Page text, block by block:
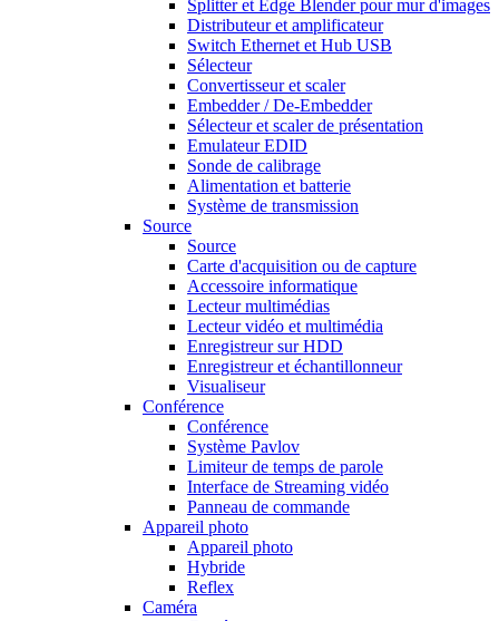
Splitter et Edge Blender pour mur d'images
Distributeur et amplificateur
Switch Ethernet et Hub USB
Sélecteur
Convertisseur et scaler
Embedder / De-Embedder
Sélecteur et scaler de présentation
Emulateur EDID
Sonde de calibrage
Alimentation et batterie
Système de transmission
Source
Source
Carte d'acquisition ou de capture
Accessoire informatique
Lecteur multimédias
Lecteur vidéo et multimédia
Enregistreur sur HDD
Enregistreur et échantillonneur
Visualiseur
Conférence
Conférence
Système Pavlov
Limiteur de temps de parole
Interface de Streaming vidéo
Panneau de commande
Appareil photo
Appareil photo
Hybride
Reflex
Caméra